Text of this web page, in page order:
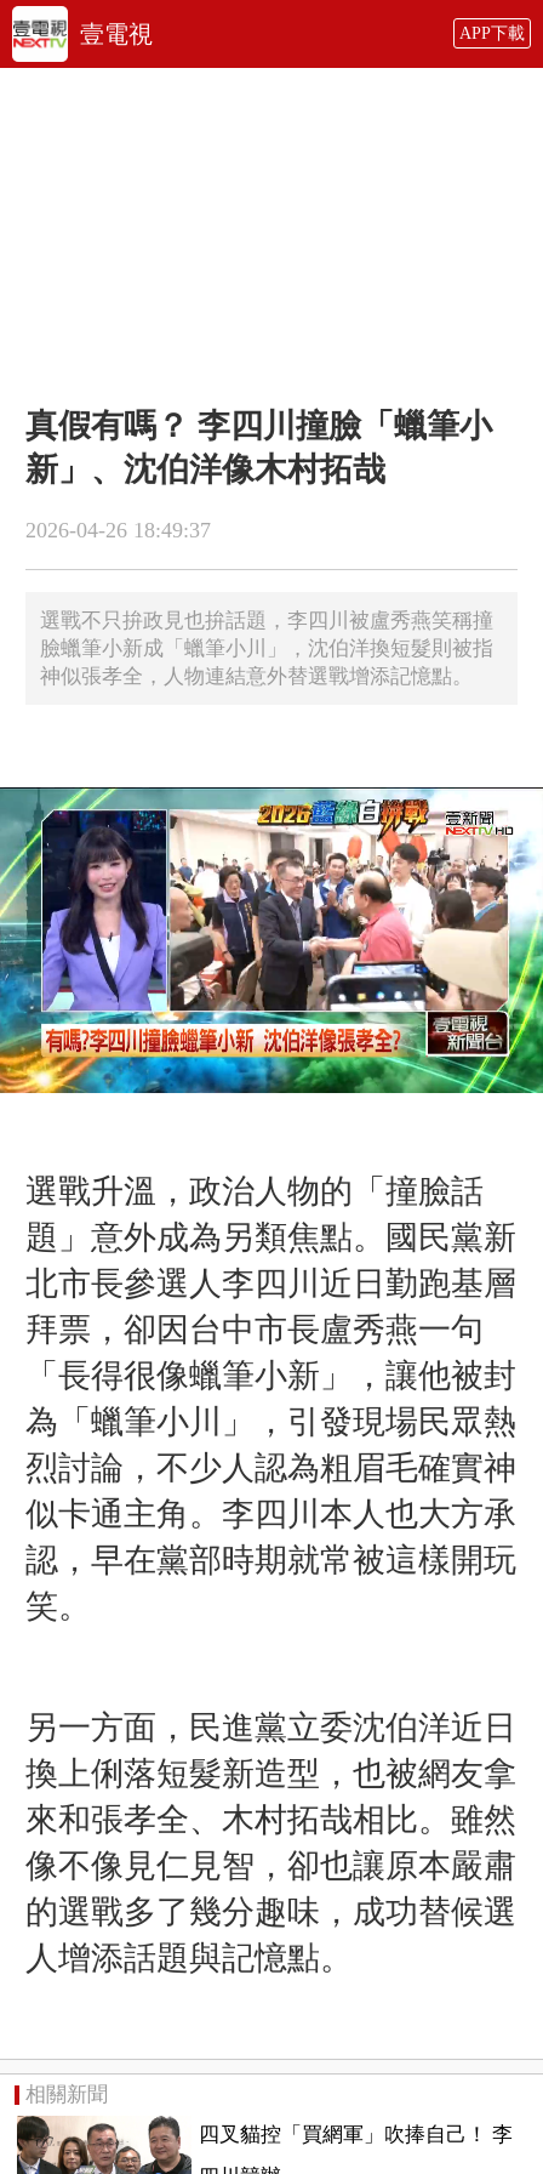
壹電視 APP下載
真假有嗎？ 李四川撞臉「蠟筆小
新」、沈伯洋像木村拓哉
2026-04-26 18:49:37
選戰不只拚政見也拚話題，李四川被盧秀燕笑稱撞
臉蠟筆小新成「蠟筆小川」，沈伯洋換短髮則被指
神似張孝全，人物連結意外替選戰增添記憶點。
選戰升溫，政治人物的「撞臉話
題」意外成為另類焦點。國民黨新
北市長參選人李四川近日勤跑基層
拜票，卻因台中市長盧秀燕一句
「長得很像蠟筆小新 」，讓他被封
為「蠟筆小川」，引發現場民眾熱
烈討論，不少人認為粗眉毛確實神
似卡通主角。 李四川本人也大方承
認，早在黨部時期就常被這樣開玩
笑。
另一方面，民進黨立委沈伯洋近日
換上俐落短髮新造型，也被網友拿
來和張孝全、 木村拓哉相比。雖然
像不像見仁見智，卻也讓原本嚴肅
的選戰多了幾分趣味，成功替候選
人增添話題與記憶點。
相關新聞
四叉貓控「買網軍」吹捧自己！ 李